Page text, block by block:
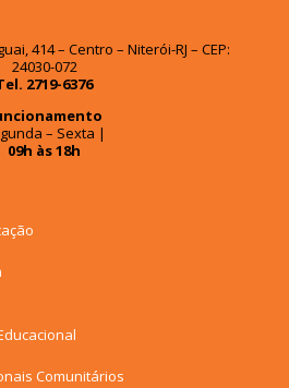
414 – Centro – Niterói-RJ – CEP:
24030-072
2719-6376
– Sexta |
09h às 18h
Comunitários